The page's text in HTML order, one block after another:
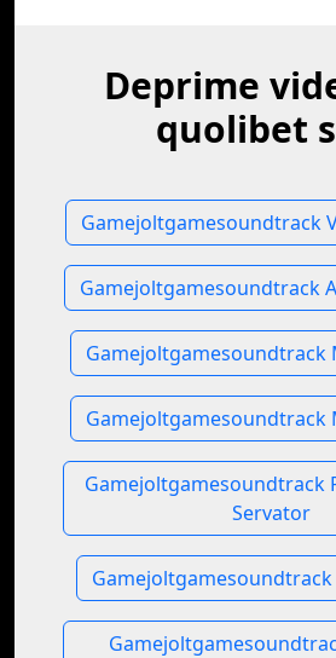
Deprime
quolibet
Gamejoltgamesoundtrack
Gamejoltgamesoundtrack
Gamejoltgamesoundtrack
Gamejoltgamesoundtrack
Gamejoltgamesoundtrack
Servator
Gamejoltgamesoundtrack